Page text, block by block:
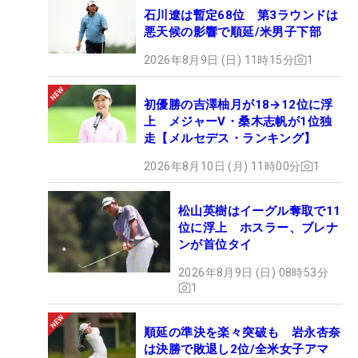
石川遼は暫定68位 第3ラウンドは
悪天候の影響で順延/米男子下部
2026年8月9日 (日) 11時15分 1
初優勝の吉澤柚月が18→12位に浮
上 メジャーV・桑木志帆が1位独
走【メルセデス・ランキング】
2026年8月10日 (月) 11時00分 1
松山英樹はイーグル奪取で11
位に浮上 ホスラー、ブレナ
ンが首位タイ
2026年8月9日 (日) 08時53分
1
順延の準決を楽々突破も 岩永杏奈
は決勝で敗退し2位/全米女子アマ